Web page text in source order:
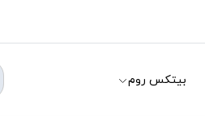
بیتکس روم